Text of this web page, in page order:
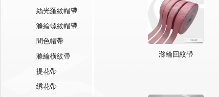
絲光羅紋帽帶
滌綸螺紋帽帶
間色帽帶
滌綸橫紋帶
提花帶
绣花帶
滌綸回紋帶